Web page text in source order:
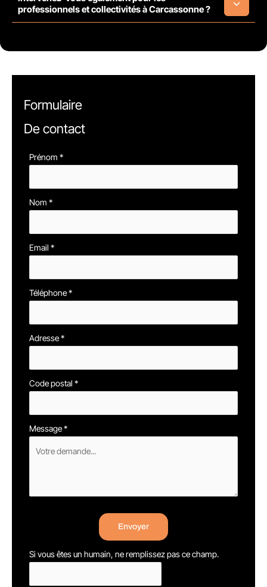
professionnels et collectivités à Carcassonne ?
Formulaire
De contact
Formulaire
avec
téléphone
Prénom *
Nom *
Email *
Téléphone*
Adresse*
Code postal *
Message*
Envoyer
Si vous êtes un humain, ne remplissez pas ce champ.